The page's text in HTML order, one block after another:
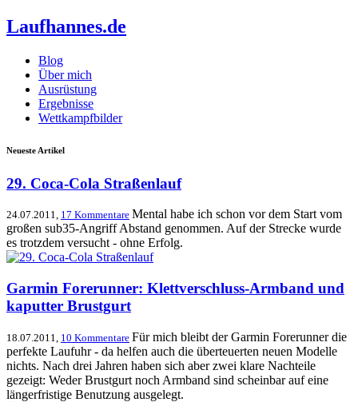
Laufhannes.de
Blog
Über mich
Ausrüstung
Ergebnisse
Wettkampfbilder
Neueste Artikel
29. Coca-Cola Straßenlauf
24.07.2011, 17 Kommentare Mental habe ich schon vor dem Start vom
großen sub35-Angriff Abstand genommen. Auf der Strecke wurde
es trotzdem versucht - ohne Erfolg.
Garmin Forerunner: Klettverschluss-Armband und
kaputter Brustgurt
18.07.2011, 10 Kommentare Für mich bleibt der Garmin Forerunner die
perfekte Laufuhr - da helfen auch die überteuerten neuen Modelle
nichts. Nach drei Jahren haben sich aber zwei klare Nachteile
gezeigt: Weder Brustgurt noch Armband sind scheinbar auf eine
längerfristige Benutzung ausgelegt.